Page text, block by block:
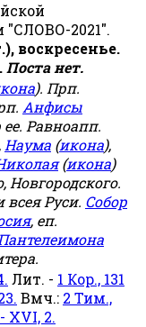
"СЛОВО-2021".
воскресенье.
Поста нет.
). Прп.
Анфисы
ее. Равноапп.
Наума (икона),
(икона)
Новгородского.
всея Руси. Собор
, еп.
Пантелеимона
Лит. - 1 Кор., 131
Вмч.: 2 Тим.,
XVI, 2.